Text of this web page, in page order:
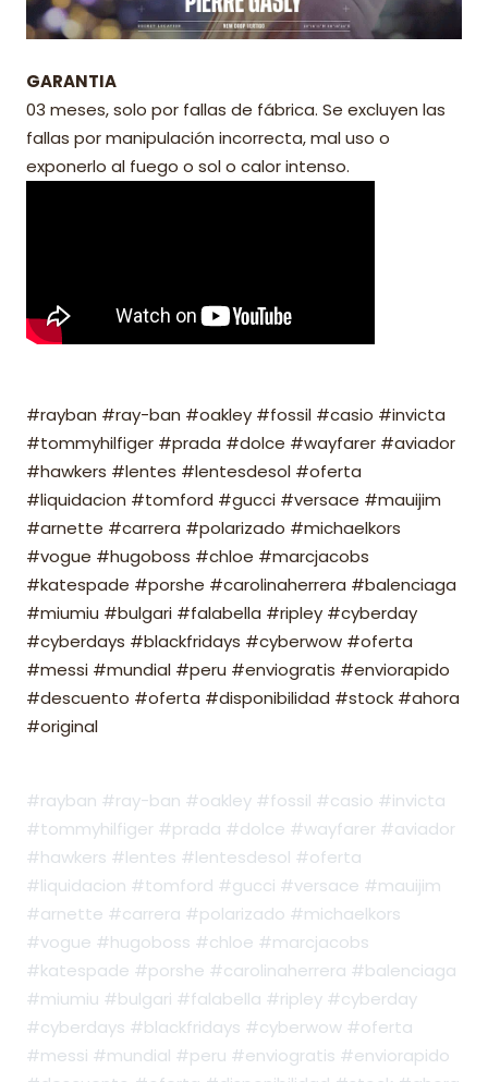
GARANTIA
03 meses, solo por fallas de fábrica. Se excluyen las
fallas por manipulación incorrecta, mal uso o
exponerlo al fuego o sol o calor intenso.
#rayban #ray-ban #oakley #fossil #casio #invicta
#tommyhilfiger #prada #dolce #wayfarer #aviador
#hawkers #lentes #lentesdesol #oferta
#liquidacion #tomford #gucci #versace #mauijim
#arnette #carrera #polarizado #michaelkors
#vogue #hugoboss #chloe #marcjacobs
#katespade #porshe #carolinaherrera #balenciaga
#miumiu #bulgari #falabella #ripley #cyberday
#cyberdays #blackfridays #cyberwow #oferta
#messi #mundial #peru #enviogratis #enviorapido
#descuento #oferta #disponibilidad #stock #ahora
#original
#rayban #ray-ban #oakley #fossil #casio #invicta
#tommyhilfiger #prada #dolce #wayfarer #aviador
#hawkers #lentes #lentesdesol #oferta
#liquidacion #tomford #gucci #versace #mauijim
#arnette #carrera #polarizado #michaelkors
#vogue #hugoboss #chloe #marcjacobs
#katespade #porshe #carolinaherrera #balenciaga
#miumiu #bulgari #falabella #ripley #cyberday
#cyberdays #blackfridays #cyberwow #oferta
#messi #mundial #peru #enviogratis #enviorapido